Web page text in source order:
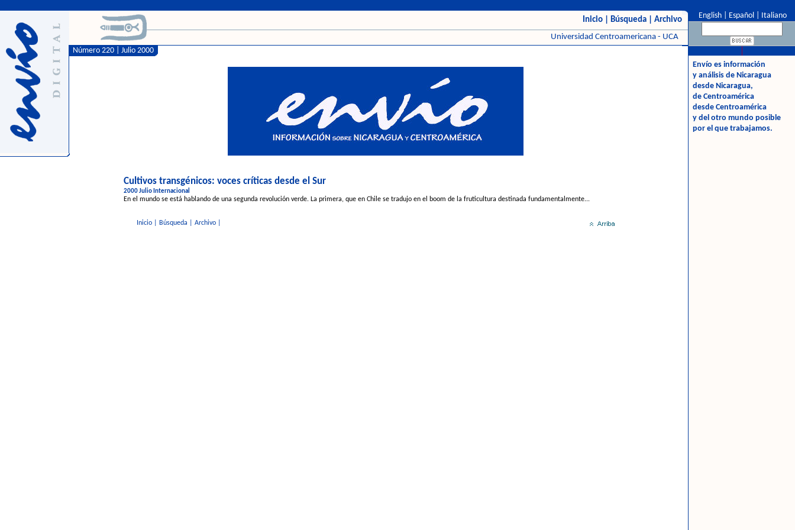
Inicio Búsqueda
Archivo
Universidad Centroamericana - UCA
Número 220 | Julio 2000
Cultivos transgénicos: voces críticas desde el Sur
2000 Julio Internacional
En el mundo se está hablando de una segunda revolución verde. La primera, que en Chile se tradujo en el boom de la fruticultura destinada fundamentalmente...
Inicio Búsqueda Archivo
English Español Italiano
Envío es información
y análisis de Nicaragua
desde Nicaragua,
de Centroamérica
desde Centroamérica
y del otro mundo posible
por el que trabajamos.